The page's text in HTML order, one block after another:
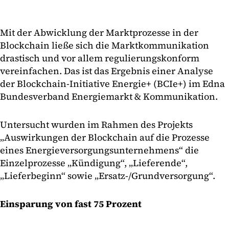
Mit der Abwicklung der Marktprozesse in der
Blockchain ließe sich die Marktkommunikation
drastisch und vor allem regulierungskonform
vereinfachen. Das ist das Ergebnis einer Analyse
der Blockchain-Initiative Energie+ (BCIe+) im Edna
Bundesverband Energiemarkt & Kommunikation.
Untersucht wurden im Rahmen des Projekts
„Auswirkungen der Blockchain auf die Prozesse
eines Energieversorgungsunternehmens“ die
Einzelprozesse „Kündigung“, „Lieferende“,
„Lieferbeginn“ sowie „Ersatz-/Grundversorgung“.
Einsparung von fast 75 Prozent